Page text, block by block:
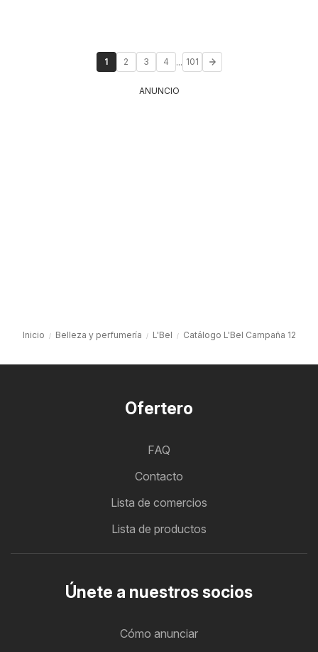
1 2 3 4 ... 101
ANUNCIO
Inicio Belleza y perfumería L'Bel Catálogo L'Bel Campaña 12
Ofertero
FAQ
Contacto
Lista de comercios
Lista de productos
Únete a nuestros socios
Cómo anunciar